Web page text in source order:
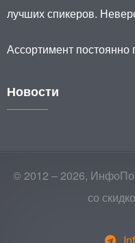
лучших спикеров.
Ассортимент постоянно
Новости
© 2012 – 2026,
со